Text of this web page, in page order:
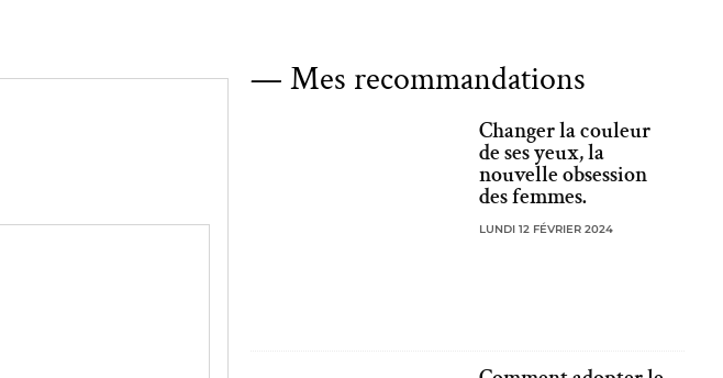
— Mes recommandations
Changer la couleur
de ses yeux, la
nouvelle obsession
des femmes.
LUNDI 12 FÉVRIER 2024